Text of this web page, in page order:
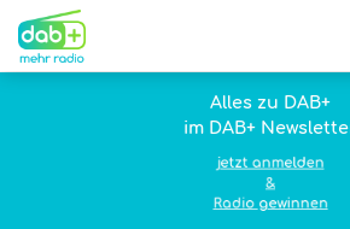
Alles zu DAB+
im DAB+
jetzt anmelden
&
Radio gewinnen